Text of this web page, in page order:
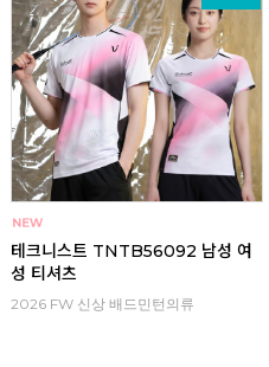
테크니스트 TNTB56092 남성 여
성 티셔츠
2026 FW 신상 배드민턴의류